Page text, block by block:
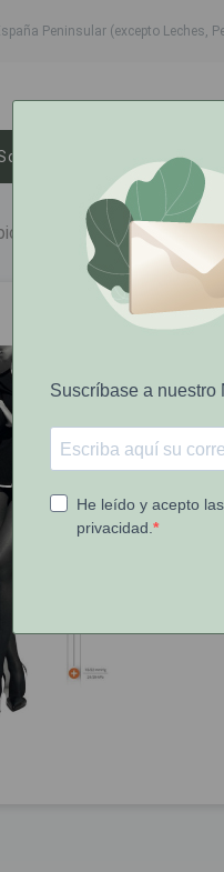
Peninsular (excepto Leches,
dropdownToggle dropdown
Toggle
Collant Young 140 en